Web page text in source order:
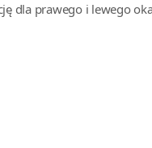
dla prawego i lewego